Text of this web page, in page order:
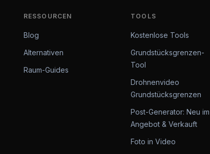
RESSOURCEN
Blog
Alternativen
Raum-Guides
TOOLS
Kostenlose Tools
Grundstücksgrenzen-
Tool
Drohnenvideo
Grundstücksgrenzen
Post-Generator: Neu im
Angebot & Verkauft
Foto in Video